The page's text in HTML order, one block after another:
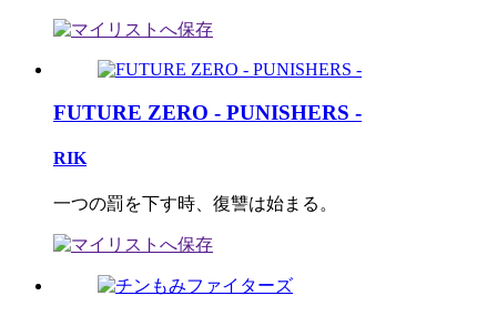
FUTURE ZERO - PUNISHERS -
RIK
一つの罰を下す時、復讐は始まる。